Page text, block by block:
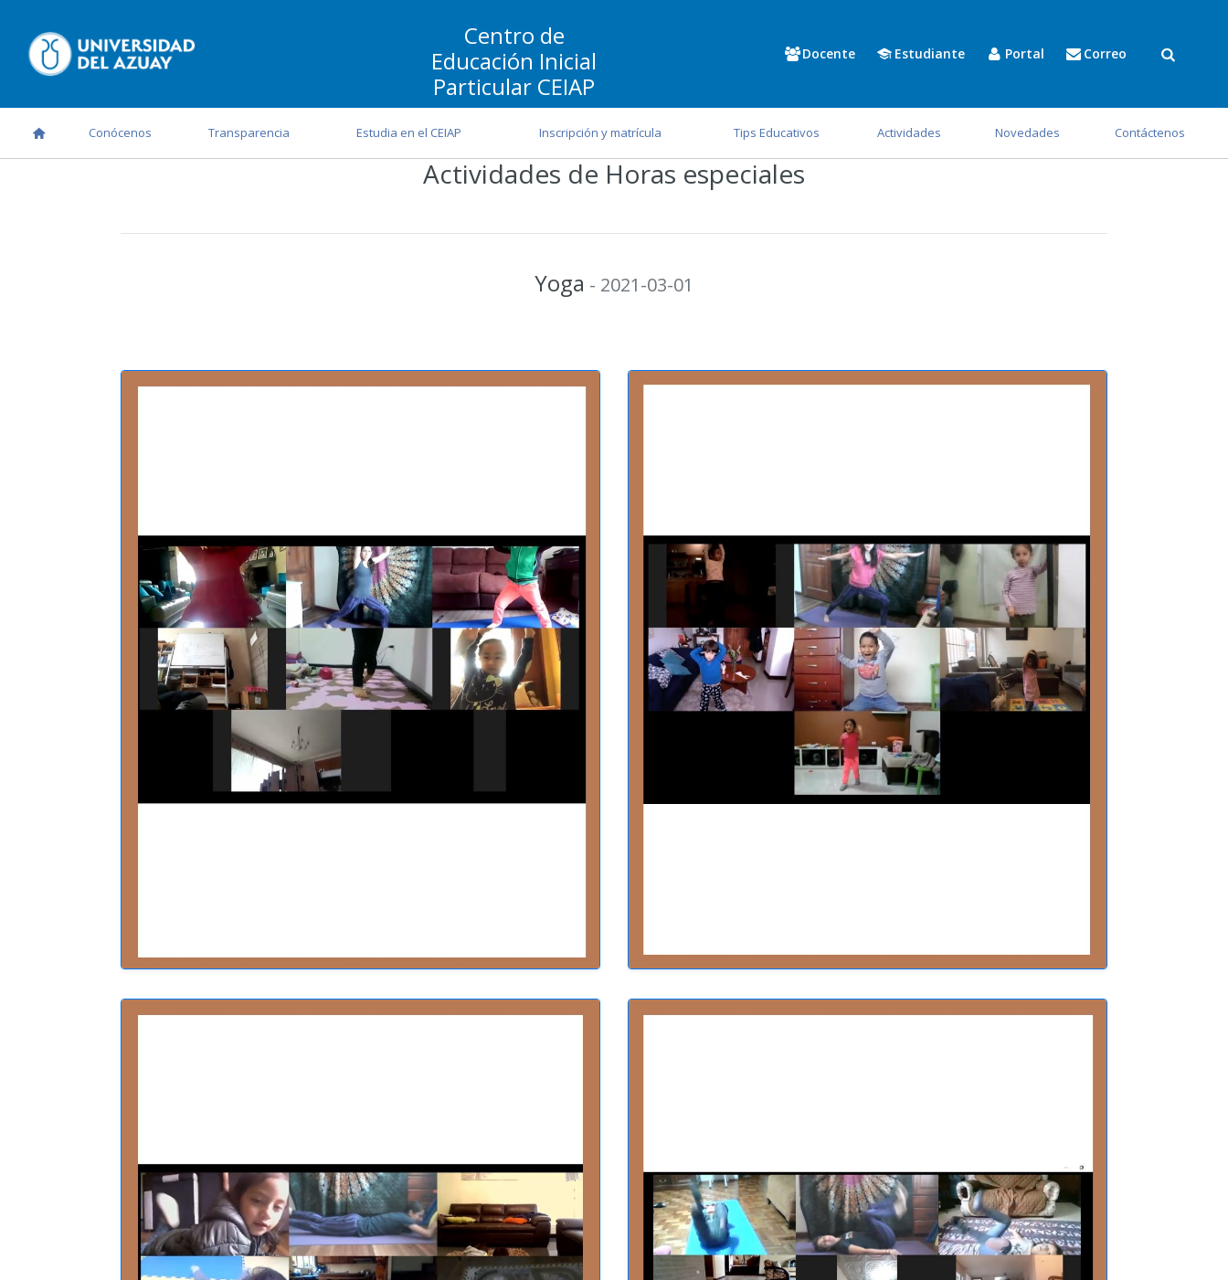
Centro de
Educación Inicial
Particular CEIAP
Docente Estudiante Portal Correo
Conócenos Transparencia Estudia en el CEIAP Inscripción y matrícula Tips Educativos Actividades Novedades Contáctenos
Actividades de Horas especiales
Yoga - 2021-03-01